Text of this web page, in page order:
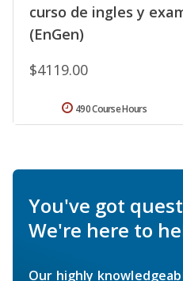
curso de ingles y
(EnGen)
$4119.00
490 Course Hours
You've got
We're here to
Our highly